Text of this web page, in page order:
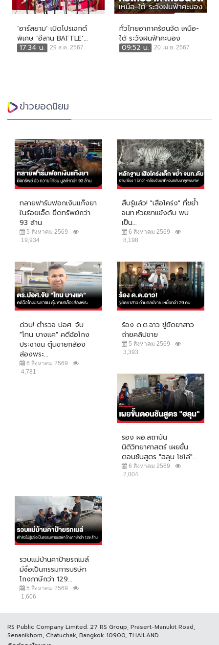
‘อาร์สยาม’ เปิดโปรเจกต์
พิเศษ ‘อีสาน BATTLE’...
17:34 น.
29 ส.ค. 2567
ทั่วไทยอากาศร้อนจัด เหนือ-
ใต้ ระวังฝนฟ้าคะนอง
09:52 น.
20 เม.ย. 2567
ข่าวยอดนิยม
ทลายฟาร์มฟอกเงินแก๊งยา
ในร้อยเอ็ด ยึดทรัพย์กว่า
93 ล้าน
5 สิงหาคม 2569
19,934
สืบรู้แล้ว! "เสือโคร่ง" ที่ขย้ำ
จนท.ห้วยขาแข้งดับ พบ
เป็น...
6 สิงหาคม 2569
8,198
ด่วน! ตำรวจ ปอศ. จับ
"โทน บางแค" คดีฉ้อโกง
ประชาชน ตุ๋นขายกล้อง
ส่องพระ...
6 สิงหาคม 2569
4,781
ร้อง ด.ต.ฉาว ขู่ยัดยาสาว
ถ่ายคลิปขาย
5 สิงหาคม 2569
3,393
รอง ผอ.สถาบัน
นิติวิทยาศาสตร์ เผยขั้น
ตอนชันสูตร "ฮลุน โซโล่"...
6 สิงหาคม 2569
2,004
รวบแม่บ้านคาป้ายรถเมล์
มีชื่อเป็นกรรมการบริษัท
โกงภาษีกว่า 129...
5 สิงหาคม 2569
1,606
RS Public Company Limited. 27 RS Group, Prasert-Manukit Road,
Senanikhom, Chatuchak, Bangkok 10900, THAILAND